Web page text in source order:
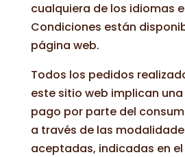
cualquiera de los idiomas
Condiciones están
página web.
Todos los pedidos
este sitio web implican
pago por parte del
a través de las
aceptadas, indicadas en